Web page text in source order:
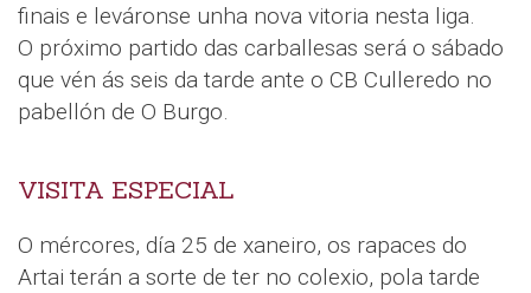
finais e leváronse unha nova vitoria nesta liga.
O próximo partido das carballesas será o sábado
que vén ás seis da tarde ante o CB Culleredo no
pabellón de O Burgo.
VISITA ESPECIAL
O mércores, día 25 de xaneiro, os rapaces do
Artai terán a sorte de ter no colexio, pola tarde